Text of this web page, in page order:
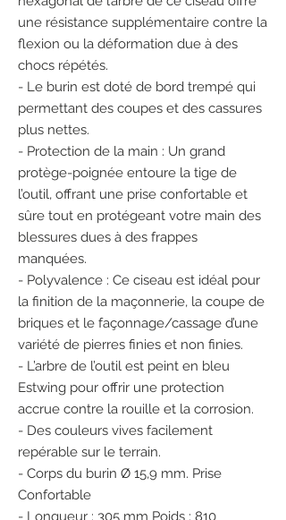
une résistance supplémentaire contre la
flexion ou la déformation due à des
chocs répétés.
- Le burin est doté de bord trempé qui
permettant des coupes et des cassures
plus nettes.
- Protection de la main : Un grand
protège-poignée entoure la tige de
l’outil, offrant une prise confortable et
sûre tout en protégeant votre main des
blessures dues à des frappes
manquées.
- Polyvalence : Ce ciseau est idéal pour
la finition de la maçonnerie, la coupe de
briques et le façonnage/cassage d’une
variété de pierres finies et non finies.
- L’arbre de l’outil est peint en bleu
Estwing pour offrir une protection
accrue contre la rouille et la corrosion.
- Des couleurs vives facilement
repérable sur le terrain.
- Corps du burin Ø 15,9 mm. Prise
Confortable
- Longueur : 305 mm Poids : 810